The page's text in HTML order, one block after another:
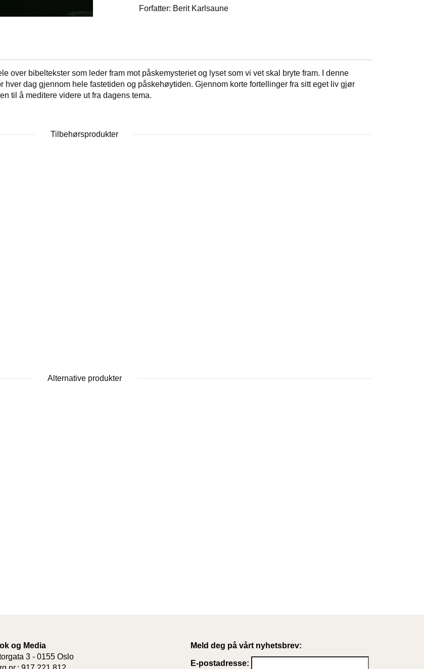
Forfatter: Berit Karlsaune
over bibeltekster som leder fram mot påskemysteriet og lyset som vi vet skal bryte fram. I denne
hver dag gjennom hele fastetiden og påskehøytiden. Gjennom korte fortellinger fra sitt eget liv gjør
til å meditere videre ut fra dagens tema.
Tilbehørsprodukter
Alternative produkter
og Media
3 - 0155 Oslo
Meld deg på vårt nyhetsbrev:
E-postadresse: